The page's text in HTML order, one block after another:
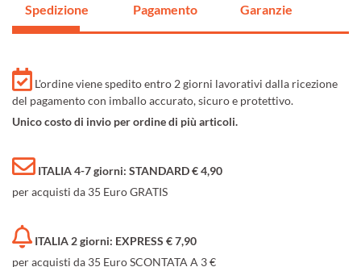
Spedizione Pagamento Garanzie
L'ordine viene spedito entro 2 giorni lavorativi dalla ricezione
del pagamento con imballo accurato, sicuro e protettivo.
Unico costo di invio per ordine di più articoli.
ITALIA 4-7 giorni: STANDARD € 4,90
per acquisti da 35 Euro GRATIS
ITALIA 2 giorni: EXPRESS € 7,90
per acquisti da 35 Euro SCONTATA A 3 €